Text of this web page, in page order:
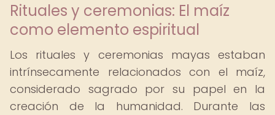
Rituales y ceremonias: El maíz
como elemento espiritual
Los rituales y ceremonias mayas estaban
intrínsecamente relacionados con el maíz,
considerado sagrado por su papel en la
creación de la humanidad. Durante las